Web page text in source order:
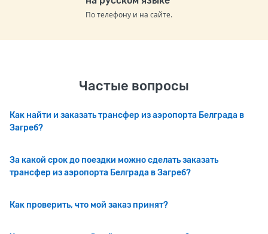
По телефону и на сайте.
Частые вопросы
Как найти и заказать трансфер из аэропорта Белграда в
Загреб?
За какой срок до поездки можно сделать заказать
трансфер из аэропорта Белграда в Загреб?
Как проверить, что мой заказ принят?